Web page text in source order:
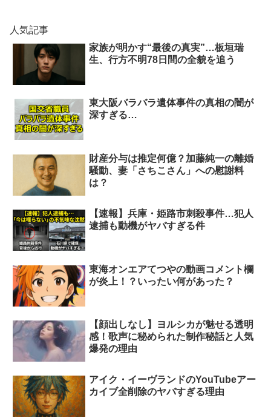
人気記事
家族が明かす“最後の真実”…板垣瑞
生、行方不明78日間の全貌を追う
東大阪バラバラ遺体事件の真相の闇が
深すぎる…
財産分与は推定何億？加藤純一の離婚
騒動、妻「さちこさん」への慰謝料
は？
【速報】兵庫・姫路市刺殺事件…犯人
逮捕も動機がヤバすぎる件
東海オンエアてつやの動画コメント欄
が炎上！？いったい何があった？
【顔出しなし】ヨルシカが魅せる透明
感！歌声に秘められた制作秘話と人気
爆発の理由
アイク・イーヴランドのYouTubeアー
カイブ全削除のヤバすぎる理由